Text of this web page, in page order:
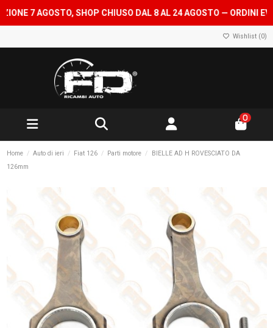
7 AGOSTO, SHOP CHIUSO DAL 8 AL 24 AGOSTO — ORDINI
Wishlist (0)
0
Home Auto di ieri Fiat 126 Parti motore
BIELLE AD H ROVESCIATO DA
126mm